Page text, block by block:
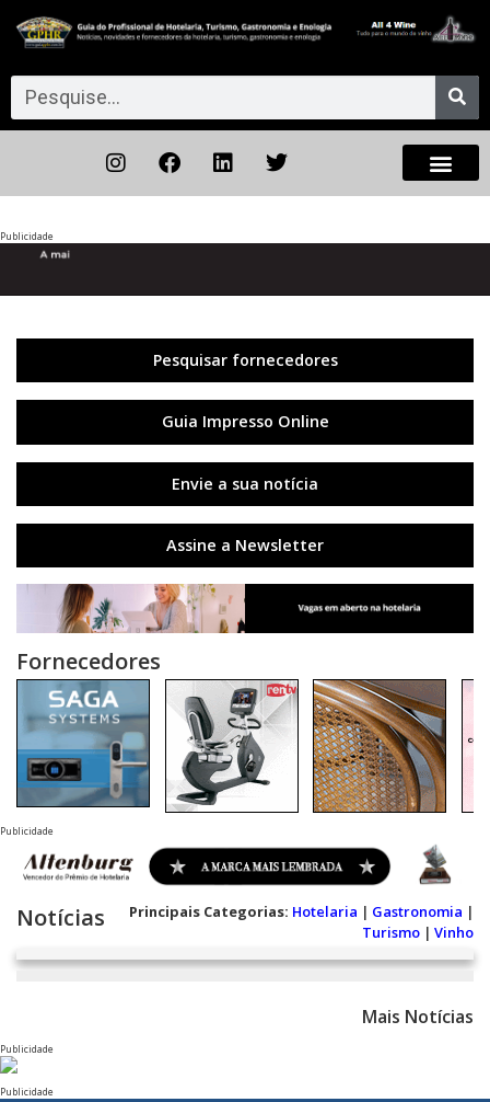
Publicidade
Pesquisar fornecedores
Guia Impresso Online
Envie a sua notícia
Assine a Newsletter
Fornecedores
Publicidade
Notícias Principais Categorias: Hotelaria | Gastronomia |
Turismo | Vinho
Mais Notícias
Publicidade
Publicidade